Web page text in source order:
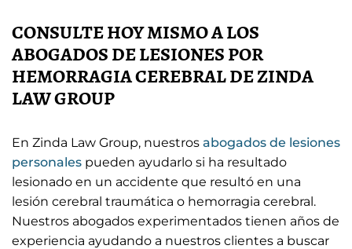
CONSULTE HOY MISMO A LOS
ABOGADOS DE LESIONES POR
HEMORRAGIA CEREBRAL DE ZINDA
LAW GROUP
En Zinda Law Group, nuestros abogados de lesiones
personales pueden ayudarlo si ha resultado
lesionado en un accidente que resultó en una
lesión cerebral traumática o hemorragia cerebral.
Nuestros abogados experimentados tienen años de
experiencia ayudando a nuestros clientes a buscar